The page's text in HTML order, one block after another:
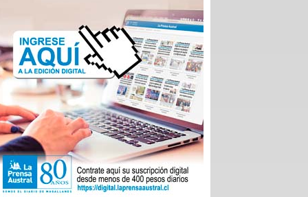
necesidades reales de los sectores productivos y
de servicios de la región, asegurando que los
egresados cuenten con una inserción laboral
efectiva y que la formación no derive en una
saturación del mercado, sino en una respuesta a
demandas insatisfechas. Carreras como
Instrumentación y Control de Procesos Industriales
y Logística con mención en Operaciones
Portuarias, que se impartirán tanto en la capital
regional como en Puerto Natales, son ejemplos
claros de formación técnica orientada a los
desafíos productivos actuales.
También cabe destacar la expansión territorial,
con las nuevas sedes en Punta Arenas y Puerto
Natales.